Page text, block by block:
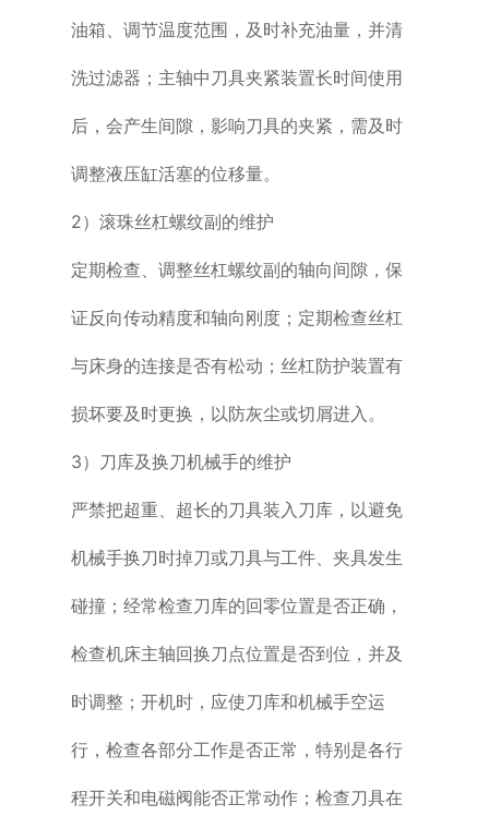
油箱、调节温度范围，及时补充油量，并清
洗过滤器；主轴中刀具夹紧装置长时间使用
后，会产生间隙，影响刀具的夹紧，需及时
调整液压缸活塞的位移量。
2）滚珠丝杠螺纹副的维护
定期检查、调整丝杠螺纹副的轴向间隙，保
证反向传动精度和轴向刚度；定期检查丝杠
与床身的连接是否有松动；丝杠防护装置有
损坏要及时更换，以防灰尘或切屑进入。
3）刀库及换刀机械手的维护
严禁把超重、超长的刀具装入刀库，以避免
机械手换刀时掉刀或刀具与工件、夹具发生
碰撞；经常检查刀库的回零位置是否正确，
检查机床主轴回换刀点位置是否到位，并及
时调整；开机时，应使刀库和机械手空运
行，检查各部分工作是否正常，特别是各行
程开关和电磁阀能否正常动作；检查刀具在